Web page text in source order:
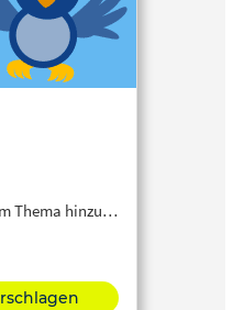
Thema hinzu…